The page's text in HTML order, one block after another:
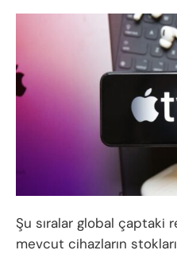
Şu sıralar global çaptaki
mevcut cihazların